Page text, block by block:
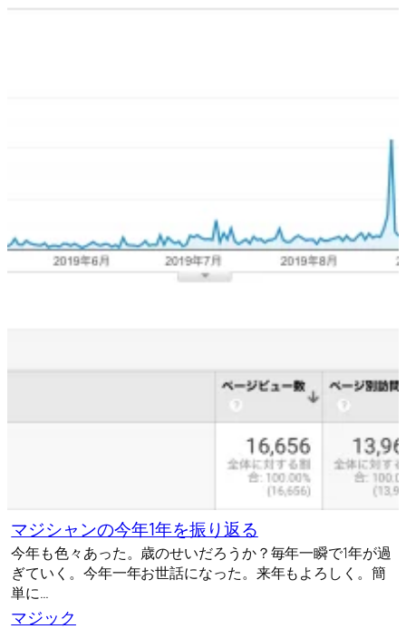
マジシャンの今年1年を振り返る
今年も色々あった。歳のせいだろうか？毎年一瞬で1年が過
ぎていく。今年一年お世話になった。来年もよろしく。簡
単に…
マジック